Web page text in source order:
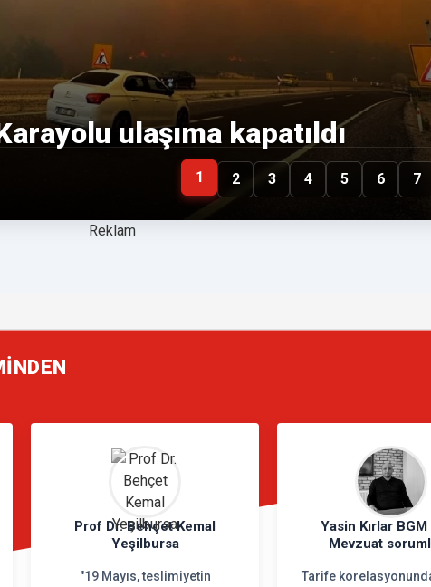
ulaşıma kapatıldı
1 2 3 4 5 6 7
Prof Dr. Behçet Kemal
Yeşilbursa
"19 Mayıs, teslimiyetin
Yasin Kırlar
Mevzuat
Tarife